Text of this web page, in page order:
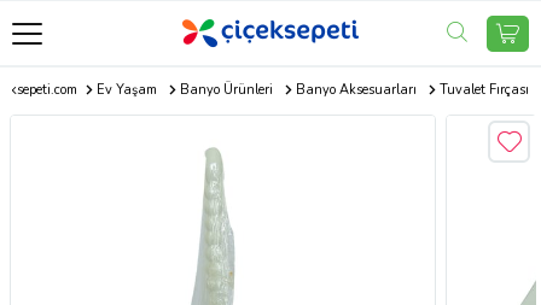
Ev Yaşam Banyo Ürünleri Banyo Aksesuarları Tuvalet Fırçası